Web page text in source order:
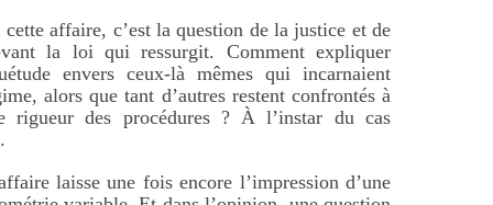
affaire, c’est la question de la justice et de
la loi qui ressurgit. Comment expliquer
envers ceux-là mêmes qui incarnaient
alors que tant d’autres restent confrontés à
rigueur des procédures ? À l’instar du cas
laisse une fois encore l’impression d’une